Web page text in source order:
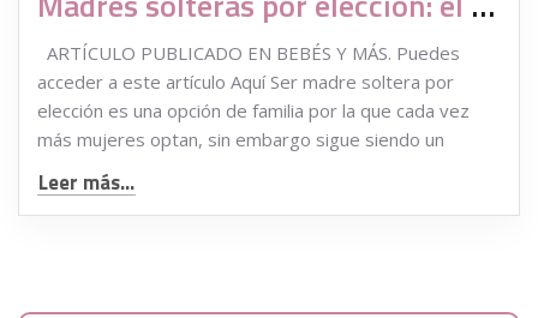
ARTÍCULO PUBLICADO EN BEBÉS Y MÁS. Puedes
acceder a este artículo Aquí Ser madre soltera por
elección es una opción de familia por la que cada vez
más mujeres optan, sin embargo sigue siendo un
Leer más...